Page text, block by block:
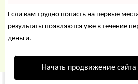
Если вам трудно попасть на первые
результаты появляются уже в течение
деньги.
Начать продвижение сайта